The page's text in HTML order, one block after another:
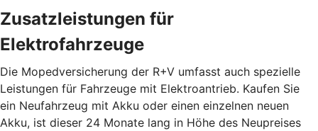
Zusatzleistungen für
Elektrofahrzeuge
Die Mopedversicherung der R+V umfasst auch spezielle
Leistungen für Fahrzeuge mit Elektroantrieb. Kaufen Sie
ein Neufahrzeug mit Akku oder einen einzelnen neuen
Akku, ist dieser 24 Monate lang in Höhe des Neupreises